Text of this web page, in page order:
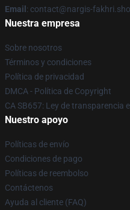
Email : contact@nargis-
Nuestra empresa
Sobre nosotros
Términos y condiciones
Política de privacidad
DMCA - Política de Copyright
CA SB657: Ley de transparencia
Nuestro apoyo
Políticas de envío
Condiciones de pago
Políticas de reembolso
Contáctenos
Ayuda al cliente (FAQ)